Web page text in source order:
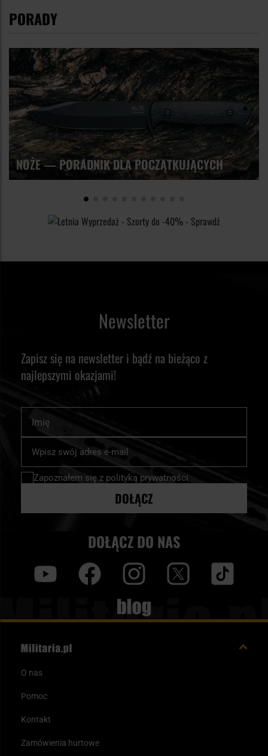
PORADY
NOŻE — PORADNIK DLA POCZĄTKUJĄCYCH
Newsletter
Zapisz się na newsletter i bądź na bieżąco z
najlepszymi okazjami!
nasz
newsletter:
Zapoznałem się z polityką prywatności
DOŁĄCZ
DOŁĄCZ DO NAS
Blog
O nas
Pomoc
Kontakt
Zamówienia hurtowe